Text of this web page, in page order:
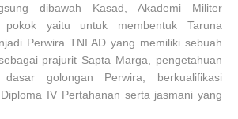
dibawah Kasad, Akademi Militer
pokok yaitu untuk membentuk Taruna
Perwira TNI AD yang memiliki sebuah
prajurit Sapta Marga, pengetahuan
golongan Perwira, berkualifikasi
IV Pertahanan serta jasmani yang